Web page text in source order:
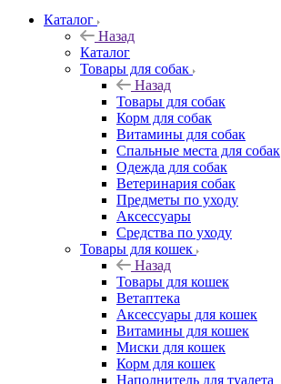
Каталог
Назад
Каталог
Товары для собак
Назад
Товары для собак
Корм для собак
Витамины для собак
Спальные места для собак
Одежда для собак
Ветеринария собак
Предметы по уходу
Аксессуары
Средства по уходу
Товары для кошек
Назад
Товары для кошек
Ветаптека
Аксессуары для кошек
Витамины для кошек
Миски для кошек
Корм для кошек
Наполнитель для туалета